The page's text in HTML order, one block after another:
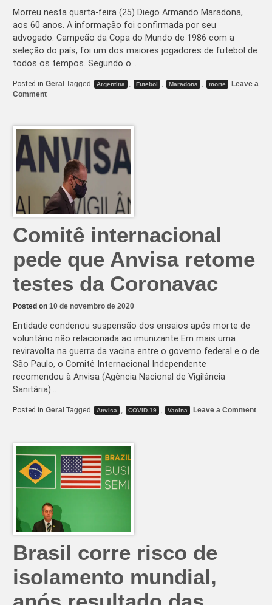
Morreu nesta quarta-feira (25) Diego Armando Maradona,
aos 60 anos. A informação foi confirmada por seu
advogado. Campeão da Copa do Mundo de 1986 com a
seleção do país, foi um dos maiores jogadores de futebol de
todos os tempos. Segundo o…
Posted in Geral Tagged Argentina , Futebol , Maradona , morte
Leave a
Commenton
60
Comitê internacional
pede que Anvisa retome
testes da Coronavac
Posted on 10 de novembro de 2020
Entidade condenou suspensão dos ensaios após morte de
voluntário não relacionada ao imunizante Em mais uma
reviravolta na guerra da vacina entre o governo federal e o de
São Paulo, o Comitê Internacional Independente
recomendou à Anvisa (Agência Nacional de Vigilância
Sanitária)…
Posted in Geral Tagged Anvisa , COVID-19 , Vacina Leave a Commenton
Brasil corre risco de
isolamento mundial,